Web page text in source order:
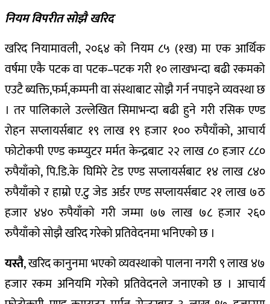
नियम विपरीत सोझै खरिद
खरिद नियामावली, २०६४ को नियम ८५ (१ख) मा एक आर्थिक
वर्षमा एकै पटक वा पटक–पटक गरी १० लाखभन्दा बढी रकमको
एउटै ब्यक्ति,फर्म,कम्पनी वा संस्थाबाट सोझै गर्न नपाइने व्यवस्था छ
। तर पालिकाले उल्लेखित सिमाभन्दा बढी हुने गरी रसिक एण्ड
रोहन सप्लायर्सबाट १९ लाख १९ हजार १०० रुपैयाँको, आचार्य
फोटोकपी एण्ड कम्प्युटर मर्मत केन्द्रबाट २२ लाख ८० हजार ८८०
रुपैयाँको, पि.डि.के घिमिरे टेड एण्ड सप्लायर्सबाट १४ लाख ८४०
रुपैयाँको र हाम्रो ए.टु जेड अर्डर एण्ड सप्लायर्सबाट २१ लाख ७ठ
हजार ४४० रुपैयाँको गरी जम्मा ७७ लाख ७८ हजार २६०
रुपैयाँको सोझै खरिद गरेको प्रतिवेदनमा भनिएको छ ।
यस्तै, खरिद कानुनमा भएको व्यवस्थाको पालना नगरी ९ लाख ४७
हजार रकम अनियमि गरेको प्रतिवेदनले जनाएको छ । आचार्य